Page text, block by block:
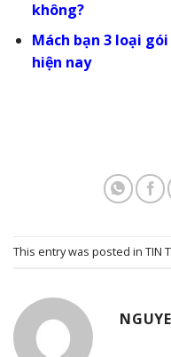
không?
Mách bạn 3 loại
hiện nay
This entry was posted in TIN